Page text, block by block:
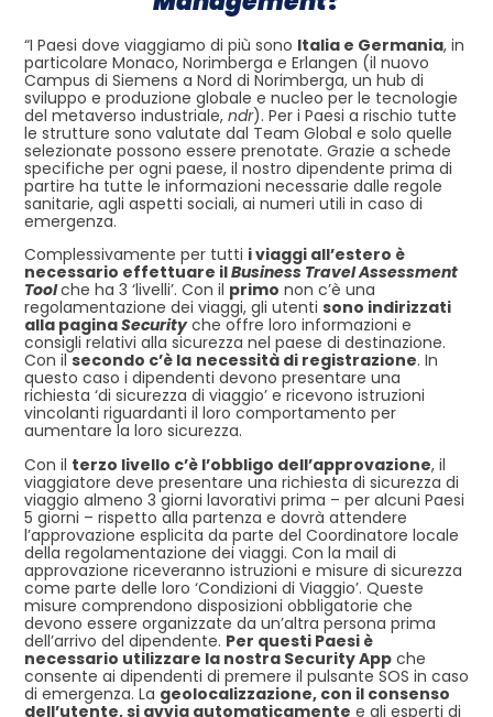
“I Paesi dove viaggiamo di più sono Italia e Germania, in
particolare Monaco, Norimberga e Erlangen (il nuovo
Campus di Siemens a Nord di Norimberga, un hub di
sviluppo e produzione globale e nucleo per le tecnologie
del metaverso industriale, ndr). Per i Paesi a rischio tutte
le strutture sono valutate dal Team Global e solo quelle
selezionate possono essere prenotate. Grazie a schede
specifiche per ogni paese, il nostro dipendente prima di
partire ha tutte le informazioni necessarie dalle regole
sanitarie, agli aspetti sociali, ai numeri utili in caso di
emergenza.
Complessivamente per tutti i viaggi all’estero è
necessario effettuare ilBusiness Travel Assessment
Toolche ha 3 ‘livelli’. Con il primo non c’è una
regolamentazione dei viaggi, gli utenti sono indirizzati
alla paginaSecurityche offre loro informazioni e
consigli relativi alla sicurezza nel paese di destinazione.
Con il secondo c’è la necessità di registrazione. In
questo caso i dipendenti devono presentare una
richiesta ‘di sicurezza di viaggio’ e ricevono istruzioni
vincolanti riguardanti il loro comportamento per
aumentare la loro sicurezza.
Con il terzo livello c’è l’obbligo dell’approvazione, il
viaggiatore deve presentare una richiesta di sicurezza di
viaggio almeno 3 giorni lavorativi prima – per alcuni Paesi
5 giorni – rispetto alla partenza e dovrà attendere
l’approvazione esplicita da parte del Coordinatore locale
della regolamentazione dei viaggi. Con la mail di
approvazione riceveranno istruzioni e misure di sicurezza
come parte delle loro ‘Condizioni di Viaggio’. Queste
misure comprendono disposizioni obbligatorie che
devono essere organizzate da un’altra persona prima
dell’arrivo del dipendente. Per questi Paesi è
necessario utilizzare la nostra Security App che
consente ai dipendenti di premere il pulsante SOS in caso
di emergenza. La geolocalizzazione, con il consenso
dell’utente, si avvia automaticamente e gli esperti di